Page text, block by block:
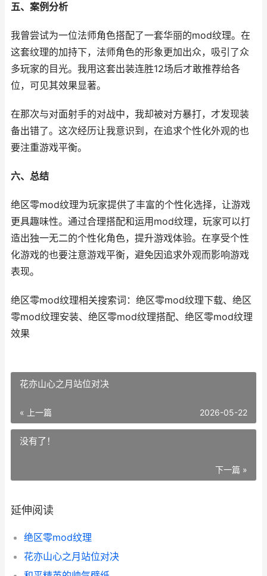
五、案例分析
我曾尝试为一位法师角色搭配了一套华丽的mod纹理。在
这套纹理的加持下，法师角色的形象更加出众，吸引了众
多玩家的目光。我用这套出装连胜12场后才敢推荐给各
位，可见其效果显著。
在那次与对面射手的对战中，我却被对方暴打，才发现装
备出错了。这次经历让我意识到，在追求个性化外观的也
要注重游戏平衡。
六、总结
绝区零mod纹理为玩家提供了丰富的个性化选择，让游戏
更具趣味性。通过合理搭配和运用mod纹理，玩家可以打
造出独一无二的个性化角色，提升游戏体验。在享受个性
化游戏的也要注意游戏平衡，避免因追求外观而影响游戏
表现。
绝区零mod纹理相关搜索词：绝区零mod纹理下载、绝区
零mod纹理安装、绝区零mod纹理搭配、绝区零mod纹理
效果
花亦山心之月站位对决
« 上一篇 2026-05-22
没有了！
下一篇 »
延伸阅读
绝区零mod纹理
花亦山心之月站位对决